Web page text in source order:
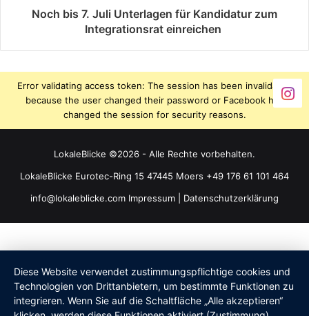
Noch bis 7. Juli Unterlagen für Kandidatur zum
Integrationsrat einreichen
Error validating access token: The session has been invalidated
because the user changed their password or Facebook has
changed the session for security reasons.
LokaleBlicke ©2026 - Alle Rechte vorbehalten.
LokaleBlicke Eurotec-Ring 15 47445 Moers +49 176 61 101 464
info@lokaleblicke.com Impressum Datenschutzerklärung
Diese Website verwendet zustimmungspflichtige cookies und
Technologien von Drittanbietern, um bestimmte Funktionen zu
integrieren. Wenn Sie auf die Schaltfläche „Alle akzeptieren“